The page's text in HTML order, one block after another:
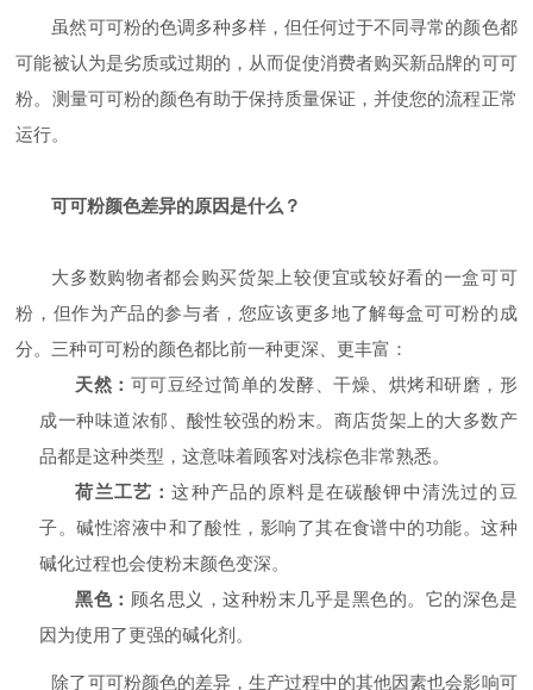
虽然可可粉的色调多种多样，但任何过于不同寻常的颜色都
可能被认为是劣质或过期的，从而促使消费者购买新品牌的可可
粉。测量可可粉的颜色有助于保持质量保证，并使您的流程正常
运行。
可可粉颜色差异的原因是什么？
大多数购物者都会购买货架上较便宜或较好看的一盒可可
粉，但作为产品的参与者，您应该更多地了解每盒可可粉的成
分。三种可可粉的颜色都比前一种更深、更丰富：
天然： 可可豆经过简单的发酵、干燥、烘烤和研磨，形
成一种味道浓郁、酸性较强的粉末。商店货架上的大多数产
品都是这种类型，这意味着顾客对浅棕色非常熟悉。
荷兰工艺：这种产品的原料是在碳酸钾中清洗过的豆
子。碱性溶液中和了酸性，影响了其在食谱中的功能。这种
碱化过程也会使粉末颜色变深。
黑色： 顾名思义，这种粉末几乎是黑色的。它的深色是
因为使用了更强的碱化剂。
除了可可粉颜色的差异，生产过程中的其他因素也会影响可